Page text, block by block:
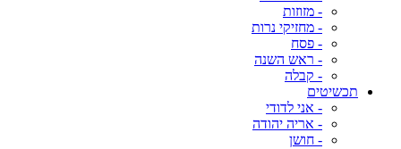
- מזוזות
- מחזיקי נרות
- פסח
- ראש השנה
- קבלה
תכשיטים
- אני לדודי
- אריה יהודה
- חושן